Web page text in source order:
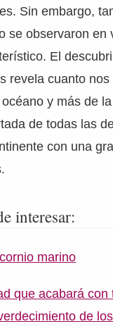
Sin embargo,
se observaron en
El
revela cuanto
y más de
de todas las
con una
interesar:
marino
que acabará con
de